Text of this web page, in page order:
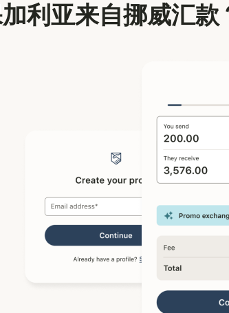
利亚来自挪威汇款
新窗口中打开）
窗口中打开）